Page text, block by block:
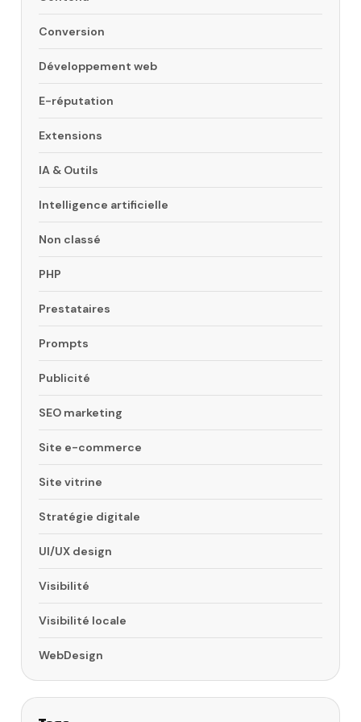
Conversion
Développement web
E-réputation
Extensions
IA & Outils
Intelligence artificielle
Non classé
PHP
Prestataires
Prompts
Publicité
SEO marketing
Site e-commerce
Site vitrine
Stratégie digitale
UI/UX design
Visibilité
Visibilité locale
WebDesign